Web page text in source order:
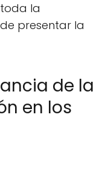
la
presentar la
de la
en los